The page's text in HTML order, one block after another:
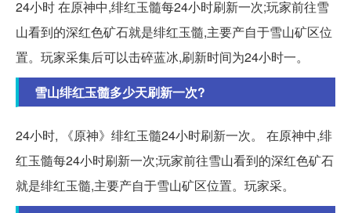
24小时 在原神中,绯红玉髓每24小时刷新一次;玩家前往雪
山看到的深红色矿石就是绯红玉髓,主要产自于雪山矿区位
置。玩家采集后可以击碎蓝冰,刷新时间为24小时一。
雪山绯红玉髓多少天刷新一次?
24小时, 《原神》绯红玉髓24小时刷新一次。 在原神中,绯
红玉髓每24小时刷新一次;玩家前往雪山看到的深红色矿石
就是绯红玉髓,主要产自于雪山矿区位置。玩家采。